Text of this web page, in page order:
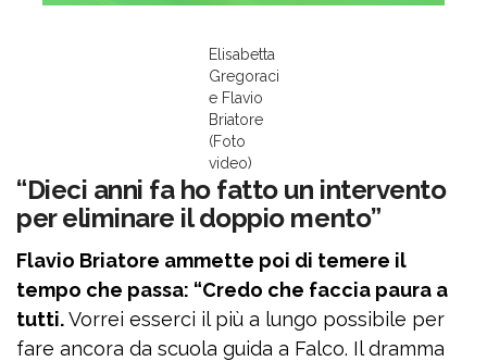
Elisabetta
Gregoraci
e Flavio
Briatore
(Foto
video)
“Dieci anni fa ho fatto un intervento
per eliminare il doppio mento”
Flavio Briatore ammette poi di temere il
tempo che passa: “Credo che faccia paura a
tutti.Vorrei esserci il più a lungo possibile per
fare ancora da scuola guida a Falco. Il dramma